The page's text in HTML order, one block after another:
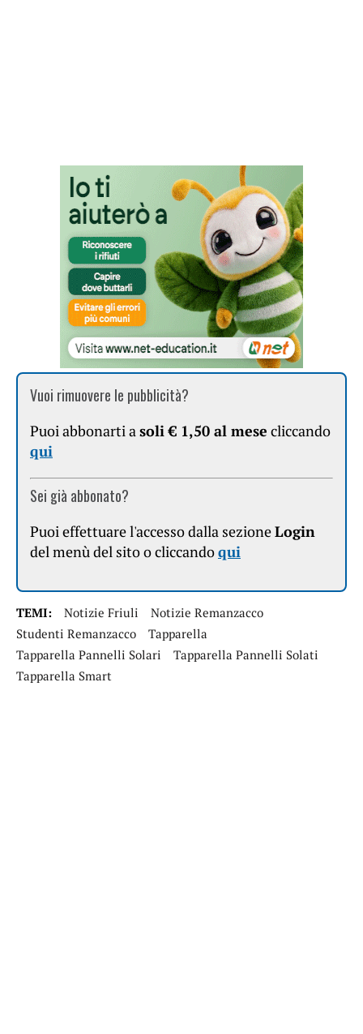
Vuoi rimuovere le pubblicità?
Puoi abbonarti asoli € 1,50 al mese cliccando
qui
Sei già abbonato?
Puoi effettuare l'accesso dalla sezioneLogin
del menù del sito o cliccandoqui
TEMI: Notizie Friuli
Notizie Remanzacco
Studenti Remanzacco
Tapparella
Tapparella Pannelli Solari
Tapparella Pannelli Solati
Tapparella Smart